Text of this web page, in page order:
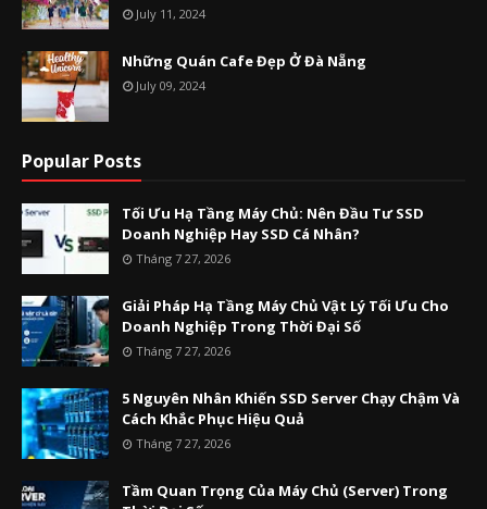
July 11, 2024
Những Quán Cafe Đẹp Ở Đà Nẵng
July 09, 2024
Popular Posts
Tối Ưu Hạ Tầng Máy Chủ: Nên Đầu Tư SSD
Doanh Nghiệp Hay SSD Cá Nhân?
Tháng 7 27, 2026
Giải Pháp Hạ Tầng Máy Chủ Vật Lý Tối Ưu Cho
Doanh Nghiệp Trong Thời Đại Số
Tháng 7 27, 2026
5 Nguyên Nhân Khiến SSD Server Chạy Chậm Và
Cách Khắc Phục Hiệu Quả
Tháng 7 27, 2026
Tầm Quan Trọng Của Máy Chủ (Server) Trong